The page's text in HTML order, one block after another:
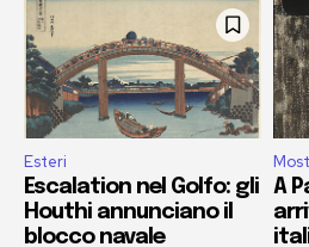
Esteri
Escalation nel Golfo: gli
Houthi annunciano il
blocco navale
A